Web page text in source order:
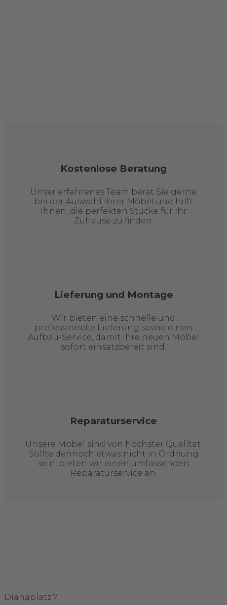
Kostenlose Beratung
Unser erfahrenes Team berät Sie gerne
bei der Auswahl Ihrer Möbel und hilft
Ihnen, die perfekten Stücke für Ihr
Zuhause zu finden.
Lieferung und Montage
Wir bieten eine schnelle und
professionelle Lieferung sowie einen
Aufbau-Service, damit Ihre neuen Möbel
sofort einsatzbereit sind.
Reparaturservice
Unsere Möbel sind von höchster Qualität.
Sollte dennoch etwas nicht in Ordnung
sein, bieten wir einen umfassenden
Reparaturservice an.
Dianaplatz 7